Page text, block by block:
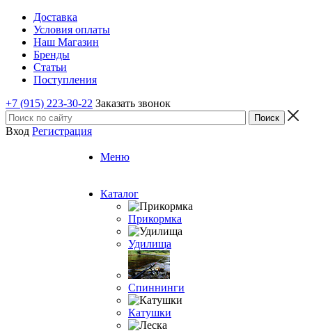
Доставка
Условия оплаты
Наш Магазин
Бренды
Статьи
Поступления
+7 (915) 223-30-22 Заказать звонок
Вход Регистрация
Меню
Каталог
Прикормка
Удилища
Спиннинги
Катушки